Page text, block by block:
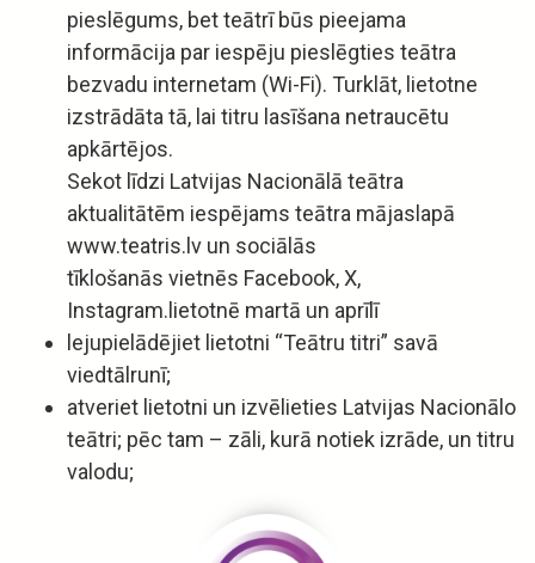
pieslēgums, bet teātrī būs pieejama
informācija par iespēju pieslēgties teātra
bezvadu internetam (Wi-Fi). Turklāt, lietotne
izstrādāta tā, lai titru lasīšana netraucētu
apkārtējos.
Sekot līdzi Latvijas Nacionālā teātra
aktualitātēm iespējams teātra mājaslapā
www.teatris.lv un sociālās
tīklošanās vietnēs Facebook, X,
Instagram.lietotnē martā un aprīlī
lejupielādējiet lietotni “Teātru titri” savā
viedtālrunī;
atveriet lietotni un izvēlieties Latvijas Nacionālo
teātri; pēc tam – zāli, kurā notiek izrāde, un titru
valodu;